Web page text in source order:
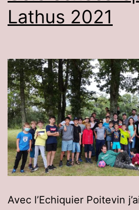
Lathus 2021
Avec l’Echiquier Poitevin